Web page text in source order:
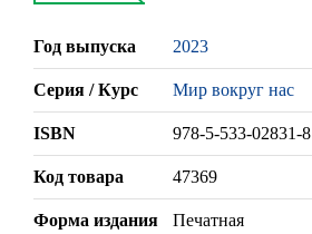
Год выпуска 2023
Серия / Курс Мир вокруг нас
ISBN 978-5-533-02831-8
Код товара 47369
Форма издания Печатная